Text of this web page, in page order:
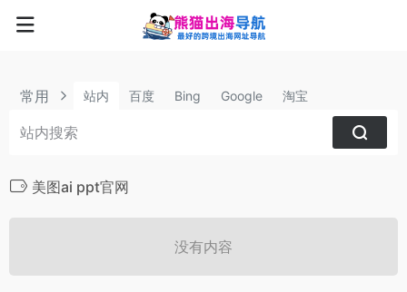
常用 站内 百度 Bing Google 淘宝
美图ai ppt官网
没有内容